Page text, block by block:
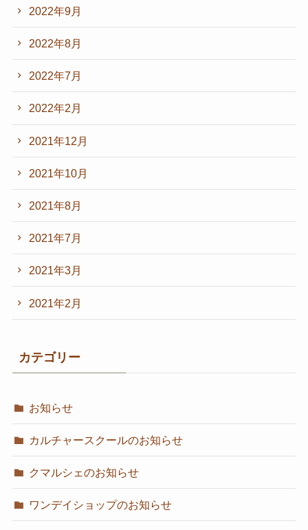
2022年9月
2022年8月
2022年7月
2022年2月
2021年12月
2021年10月
2021年8月
2021年7月
2021年3月
2021年2月
カテゴリー
お知らせ
カルチャースクールのお知らせ
クマルシェのお知らせ
ワンデイショップのお知らせ